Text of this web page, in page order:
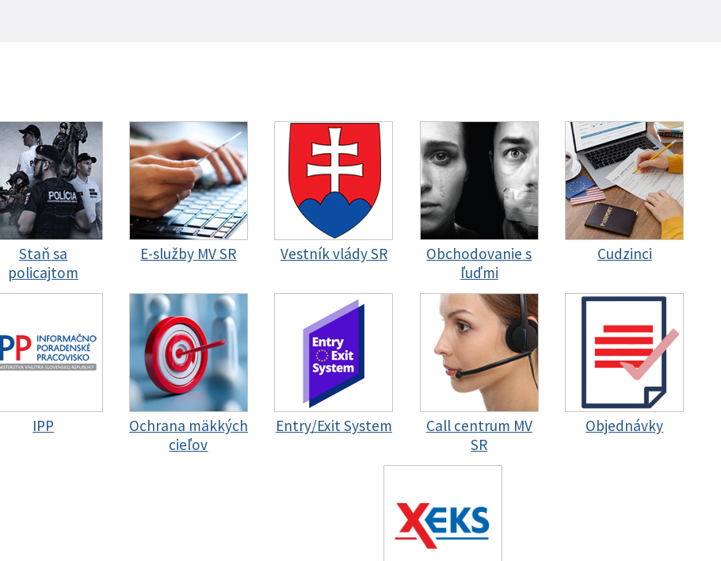
Staň sa
policajtom
E-služby MV SR Vestník vlády SR
Obchodovanie s
ľuďmi
Cudzinci
IPP
Ochrana mäkkých
cieľov
Entry/Exit System
Call centrum MV
SR
Objednávky